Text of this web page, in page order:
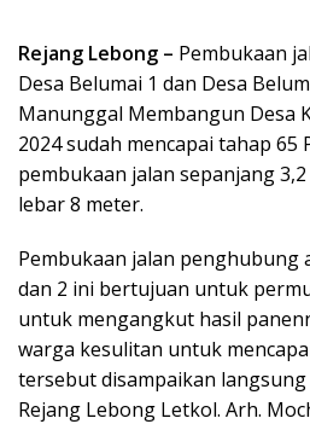
Rejang Lebong – Pembukaan
Desa Belumai 1 dan Desa
Manunggal Membangun Desa
2024 sudah mencapai tahap
pembukaan jalan sepanjang
lebar 8 meter.
Pembukaan jalan penghubung
dan 2 ini bertujuan untuk
untuk mengangkut hasil
warga kesulitan untuk
tersebut disampaikan
Rejang Lebong Letkol. Arh.